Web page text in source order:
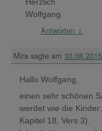
Wolfgang
Antworten ↓
Mira sagte am
Hallo Wolfgang,
einen sehr schönen
werdet wie die
Kapitel 18, Vers 3).